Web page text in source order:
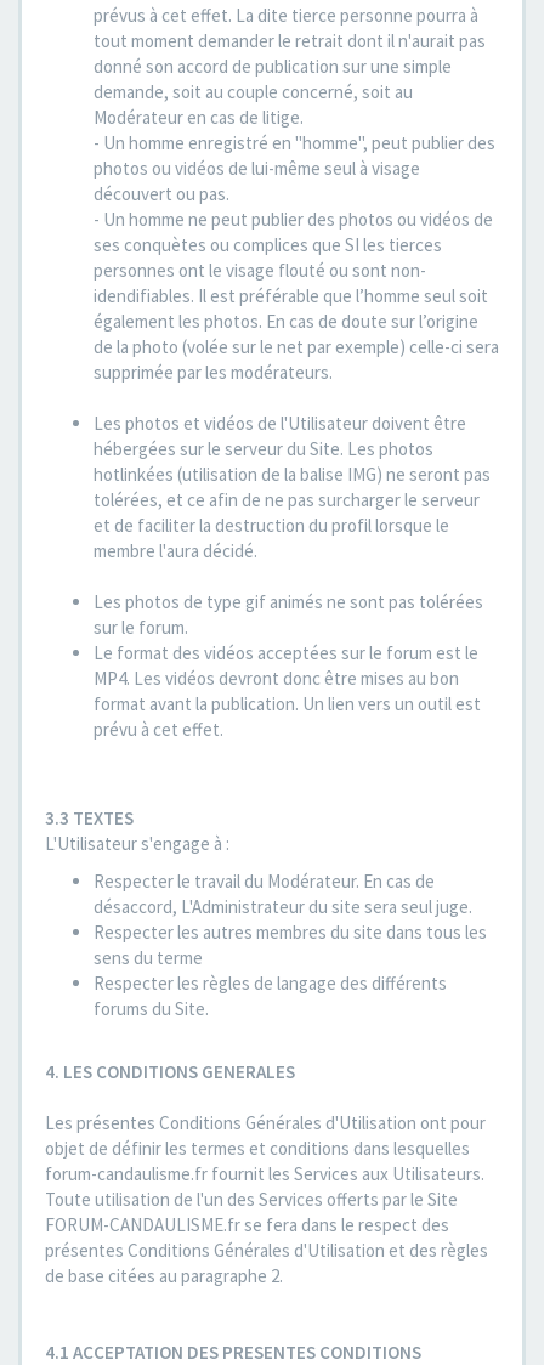
prévus à cet effet. La dite tierce personne pourra à
tout moment demander le retrait dont il n'aurait pas
donné son accord de publication sur une simple
demande, soit au couple concerné, soit au
Modérateur en cas de litige.
- Un homme enregistré en "homme", peut publier des
photos ou vidéos de lui-même seul à visage
découvert ou pas.
- Un homme ne peut publier des photos ou vidéos de
ses conquètes ou complices que SI les tierces
personnes ont le visage flouté ou sont non-
idendifiables. Il est préférable que l’homme seul soit
également les photos. En cas de doute sur l’origine
de la photo (volée sur le net par exemple) celle-ci sera
supprimée par les modérateurs.
Les photos et vidéos de l'Utilisateur doivent être
hébergées sur le serveur du Site. Les photos
hotlinkées (utilisation de la balise IMG) ne seront pas
tolérées, et ce afin de ne pas surcharger le serveur
et de faciliter la destruction du profil lorsque le
membre l'aura décidé.
Les photos de type gif animés ne sont pas tolérées
sur le forum.
Le format des vidéos acceptées sur le forum est le
MP4. Les vidéos devront donc être mises au bon
format avant la publication. Un lien vers un outil est
prévu à cet effet.
3.3 TEXTES
L'Utilisateur s'engage à :
Respecter le travail du Modérateur. En cas de
désaccord, L'Administrateur du site sera seul juge.
Respecter les autres membres du site dans tous les
sens du terme
Respecter les règles de langage des différents
forums du Site.
4. LES CONDITIONS GENERALES
Les présentes Conditions Générales d'Utilisation ont pour
objet de définir les termes et conditions dans lesquelles
forum-candaulisme.fr fournit les Services aux Utilisateurs.
Toute utilisation de l'un des Services offerts par le Site
FORUM-CANDAULISME.fr se fera dans le respect des
présentes Conditions Générales d'Utilisation et des règles
de base citées au paragraphe 2.
4.1 ACCEPTATION DES PRESENTES CONDITIONS